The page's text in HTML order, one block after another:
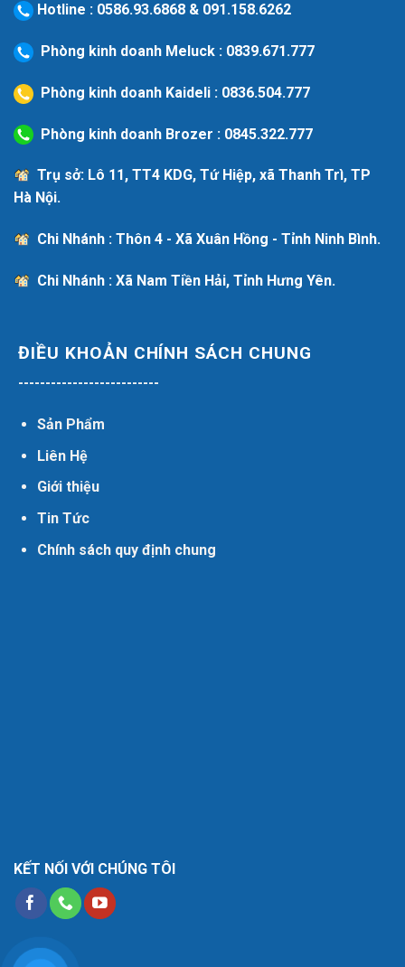
Hotline : 0586.93.6868 & 091.158.6262
Phòng kinh doanh Meluck : 0839.671.777
Phòng kinh doanh Kaideli : 0836.504.777
Phòng kinh doanh Brozer : 0845.322.777
Trụ sở: Lô 11, TT4 KDG, Tứ Hiệp, xã Thanh Trì, TP
Hà Nội.
Chi Nhánh : Thôn 4 - Xã Xuân Hồng - Tỉnh Ninh Bình.
Chi Nhánh : Xã Nam Tiền Hải, Tỉnh Hưng Yên.
ĐIỀU KHOẢN CHÍNH SÁCH CHUNG
--------------------------
Sản Phẩm
Liên Hệ
Giới thiệu
Tin Tức
Chính sách quy định chung
KẾT NỐI VỚI CHÚNG TÔI